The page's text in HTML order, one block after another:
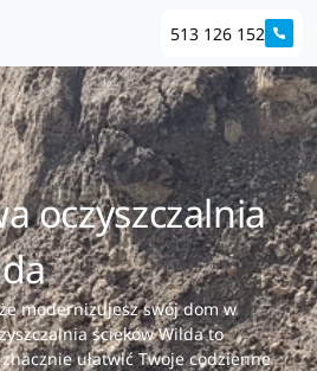
513 126 152
oczyszczalnia
modernizujesz swój dom w
ścieków Wilda to
ułatwić Twoje codzienne